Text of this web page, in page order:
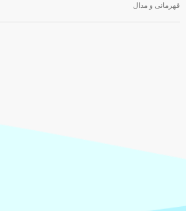
قهرمانی و مدال